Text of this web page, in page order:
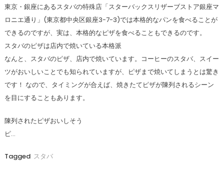
東京・銀座にあるスタバの特殊店「スターバックスリザーブストア銀座マ
ロニエ通り」(東京都中央区銀座3-7-3)では本格的なパンを食べることが
できるのですが、実は、本格的なピザを食べることもできるのです。
スタバのピザは店内で焼いている本格派
なんと、スタバのピザ、店内で焼いています。コーヒーのスタバ、スイー
ツがおいしいことでも知られていますが、ピザまで焼いてしまうとは驚き
です！ なので、タイミングが合えば、焼きたてピザが陳列されるシーン
を目にすることもあります。
陳列されたピザおいしそう
ピ…
Tagged スタバ